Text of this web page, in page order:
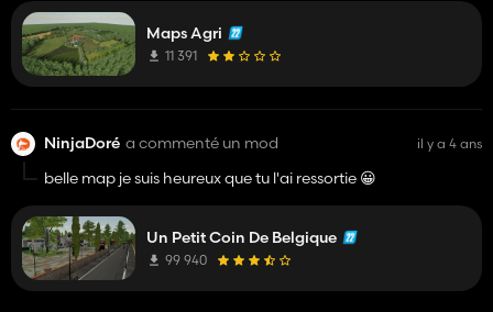
devrait rajouter des culture et créer le pda et elle serais
vraiment très cool. Continu comme sa tu a un vraie potentiel.
😀
Maps Agri
11 391
NinjaDoré a commenté un mod il y a 4 ans
belle map je suis heureux que tu l'ai ressortie 😀
Un Petit Coin De Belgique
99 940